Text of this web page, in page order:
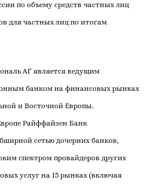
по объему средств частных лиц
для частных лиц по итогам
АГ является ведущим
банком на финансовых рынках
и Восточной Европы.
Райффайзен Банк
сетью дочерних банков,
спектром провайдеров других
услуг на 15 рынках (включая